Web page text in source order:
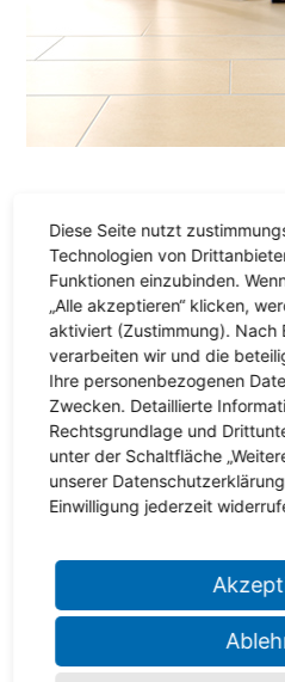
Mosaik
Kleine Individualisten - mit
Sie Ihr Zuhause
Diese Seite nutzt
Technologien von
Funktionen einzubinden.
„Alle akzeptieren“ klicken,
aktiviert (Zustimmung). Nach
verarbeiten wir und die
Ihre personenbezogenen
Zwecken. Detaillierte
Rechtsgrundlage und
unter der Schaltfläche
unserer
Einwilligung jederzeit